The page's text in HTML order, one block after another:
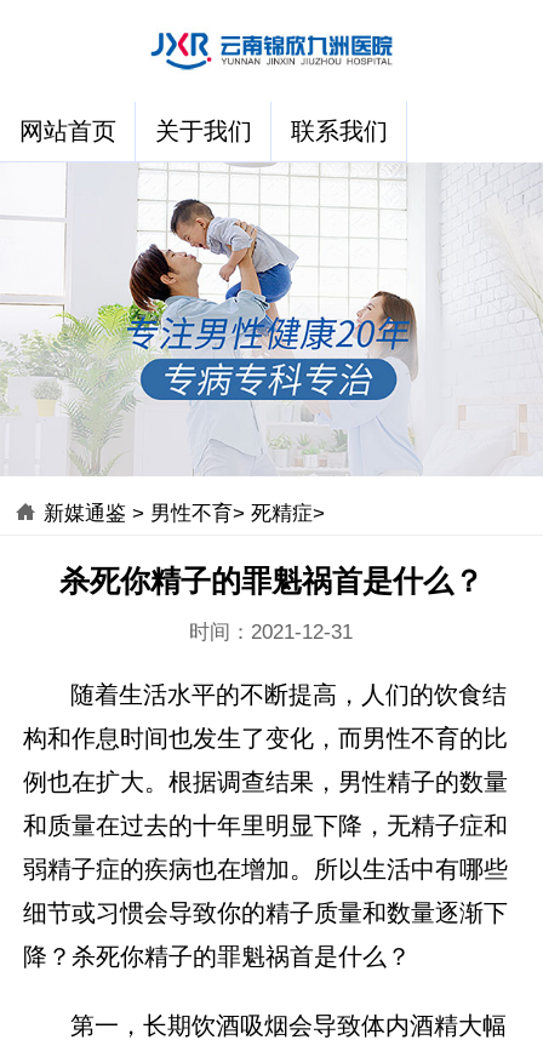
网站首页 关于我们 联系我们
新媒通鉴 > 男性不育>死精症>
杀死你精子的罪魁祸首是什么？
时间：2021-12-31
随着生活水平的不断提高，人们的饮食结
构和作息时间也发生了变化，而男性不育的比
例也在扩大。根据调查结果，男性精子的数量
和质量在过去的十年里明显下降，无精子症和
弱精子症的疾病也在增加。所以生活中有哪些
细节或习惯会导致你的精子质量和数量逐渐下
降？杀死你精子的罪魁祸首是什么？
第一，长期饮酒吸烟会导致体内酒精大幅